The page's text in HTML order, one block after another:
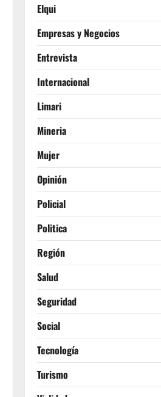
Elqui
Empresas y Negocios
Entrevista
Internacional
Limari
Mineria
Mujer
Opinión
Policial
Politica
Región
Salud
Seguridad
Social
Tecnología
Turismo